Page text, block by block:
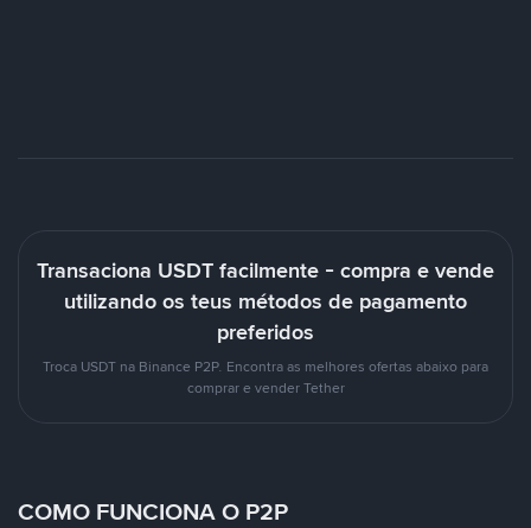
Transaciona USDT facilmente - compra e vende
utilizando os teus métodos de pagamento
preferidos
Troca USDT na Binance P2P. Encontra as melhores ofertas abaixo para
comprar e vender Tether
COMO FUNCIONA O P2P